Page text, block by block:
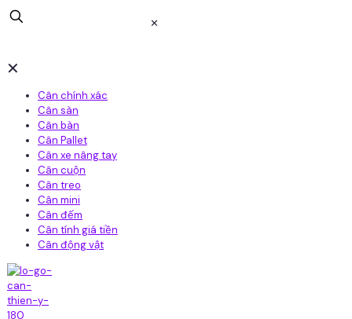
✕
✕
Cân chính xác
Cân sàn
Cân bàn
Cân Pallet
Cân xe nâng tay
Cân cuộn
Cân treo
Cân mini
Cân đếm
Cân tính giá tiền
Cân động vật